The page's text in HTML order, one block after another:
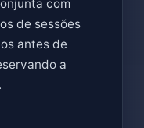
com
de sessões
antes de
a